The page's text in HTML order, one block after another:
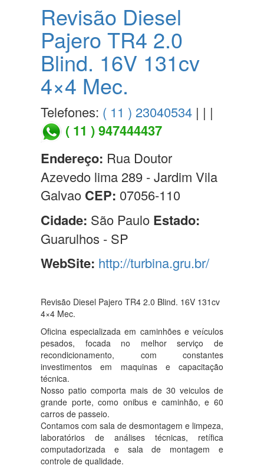
Revisão Diesel
Pajero TR4 2.0
Blind. 16V 131cv
4×4 Mec.
Telefones: ( 11 ) 23040534 | | |
( 11 ) 947444437
Endereço: Rua Doutor
Azevedo lima 289 - Jardim Vila
Galvao CEP: 07056-110
Cidade: São Paulo Estado:
Guarulhos - SP
WebSite: http://turbina.gru.br/
Revisão Diesel Pajero TR4 2.0 Blind. 16V 131cv
4×4 Mec.
Oficina especializada em caminhões e veículos
pesados, focada no melhor serviço de
recondicionamento, com constantes
investimentos em maquinas e capacitação
técnica.
Nosso patio comporta mais de 30 veiculos de
grande porte, como onibus e caminhão, e 60
carros de passeio.
Contamos com sala de desmontagem e limpeza,
laboratórios de análises técnicas, retífica
computadorizada e sala de montagem e
controle de qualidade.